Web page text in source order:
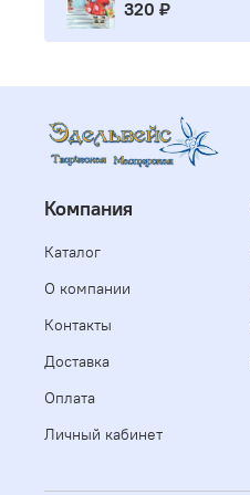
320 ₽
Компания
Каталог
О компании
Контакты
Доставка
Оплата
Личный кабинет